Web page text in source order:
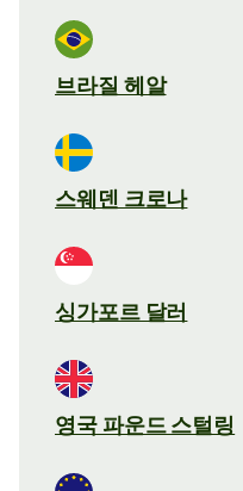
브라질 헤알
스웨덴 크로나
싱가포르 달러
영국 파운드 스털링